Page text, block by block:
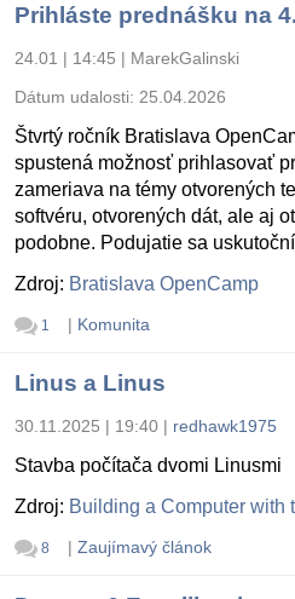
Prihláste prednášku na
24.01 | 14:45 | MarekGalinski
Dátum udalosti: 25.04.2026
Štvrtý ročník Bratislava
spustená možnosť prihlasovať
zameriava na témy otvorených
softvéru, otvorených dát, ale aj
podobne. Podujatie sa
Zdroj: Bratislava OpenCamp
1 | Komunita
Linus a Linus
30.11.2025 | 19:40 | redhawk1975
Stavba počítača dvomi Linusmi
Zdroj: Building a Computer with
8 | Zaujímavý článok